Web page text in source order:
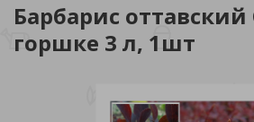
Барбарис оттавский
горшке 3 л, 1шт